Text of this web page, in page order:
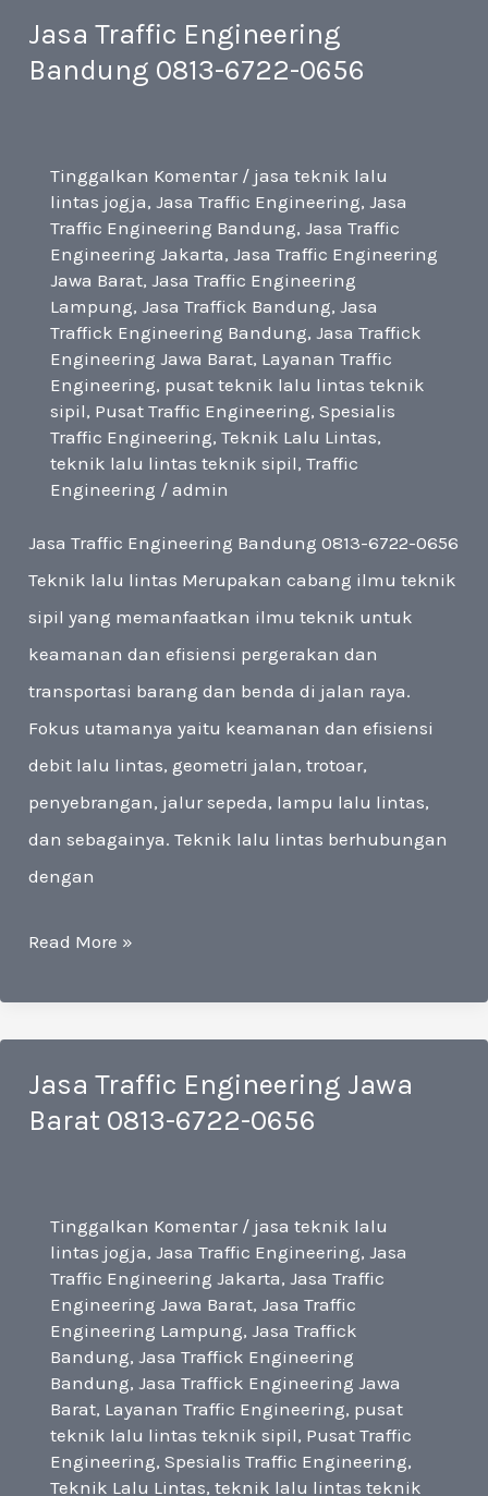
0813-
6722-
Jasa Traffic Engineering
Bandung 0813-6722-0656
Tinggalkan Komentar / jasa teknik lalu
lintas jogja, Jasa Traffic Engineering, Jasa
Traffic Engineering Bandung, Jasa Traffic
Engineering Jakarta, Jasa Traffic Engineering
Jawa Barat, Jasa Traffic Engineering
Lampung, Jasa Traffick Bandung, Jasa
Traffick Engineering Bandung, Jasa Traffick
Engineering Jawa Barat, Layanan Traffic
Engineering, pusat teknik lalu lintas teknik
sipil, Pusat Traffic Engineering, Spesialis
Traffic Engineering, Teknik Lalu Lintas,
teknik lalu lintas teknik sipil, Traffic
Engineering / admin
Jasa Traffic Engineering Bandung 0813-6722-0656
Teknik lalu lintas Merupakan cabang ilmu teknik
sipil yang memanfaatkan ilmu teknik untuk
keamanan dan efisiensi pergerakan dan
transportasi barang dan benda di jalan raya.
Fokus utamanya yaitu keamanan dan efisiensi
debit lalu lintas, geometri jalan, trotoar,
penyebrangan, jalur sepeda, lampu lalu lintas,
dan sebagainya. Teknik lalu lintas berhubungan
dengan
Jasa
0813-
6722-
Read More »
Jasa Traffic Engineering Jawa
Barat 0813-6722-0656
Tinggalkan Komentar / jasa teknik lalu
lintas jogja, Jasa Traffic Engineering, Jasa
Traffic Engineering Jakarta, Jasa Traffic
Engineering Jawa Barat, Jasa Traffic
Engineering Lampung, Jasa Traffick
Bandung, Jasa Traffick Engineering
Bandung, Jasa Traffick Engineering Jawa
Barat, Layanan Traffic Engineering, pusat
teknik lalu lintas teknik sipil, Pusat Traffic
Engineering, Spesialis Traffic Engineering,
Teknik Lalu Lintas, teknik lalu lintas teknik